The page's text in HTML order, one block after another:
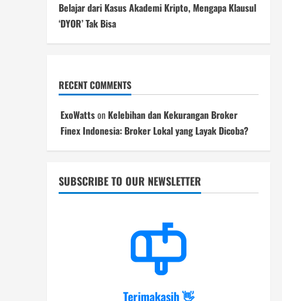
Belajar dari Kasus Akademi Kripto, Mengapa Klausul
‘DYOR’ Tak Bisa
RECENT COMMENTS
ExoWattson Kelebihan dan Kekurangan Broker
Finex Indonesia: Broker Lokal yang Layak Dicoba?
SUBSCRIBE TO OUR NEWSLETTER
Terimakasih 👋